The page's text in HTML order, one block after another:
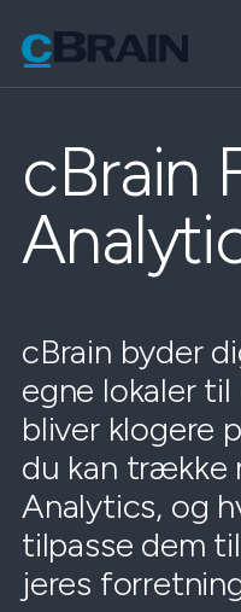
cBrain
cBrain byder
egne lokaler
bliver klogere
du kan trække
Analytics, og
tilpasse dem
jeres